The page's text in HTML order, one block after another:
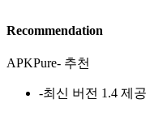
Recommendation
APKPure- 추천
-최신 버전 1.4 제